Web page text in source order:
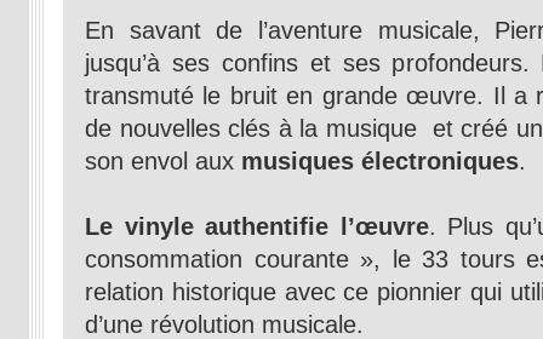
En savant de l’aventure musicale,
jusqu’à ses confins et ses
transmuté le bruit en grande œuvre. Il a
de nouvelles clés à la musique et créé
son envol aux musiques électroniques.
Le vinyle authentifie l’œuvre. Plus
consommation courante », le 33 tours
relation historique avec ce pionnier qui
d’une révolution musicale.